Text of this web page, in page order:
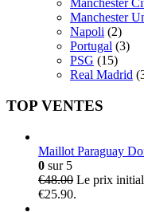
Manchester
Manchester
Napoli (2)
Portugal (3)
PSG (15)
Real Madrid
TOP VENTES
Maillot Paraguay
0 sur 5
€48.00 Le prix
€25.90.